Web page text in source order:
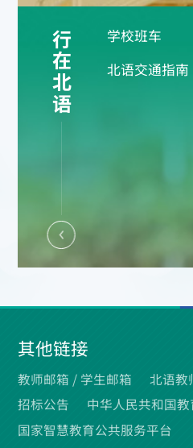
物业维修服
行在北语
学校班车
北语交通指南
其他链接
教师邮箱 / 学生邮箱 北语教
招标公告
中华人民共和国教
国家智慧教育公共服务平台